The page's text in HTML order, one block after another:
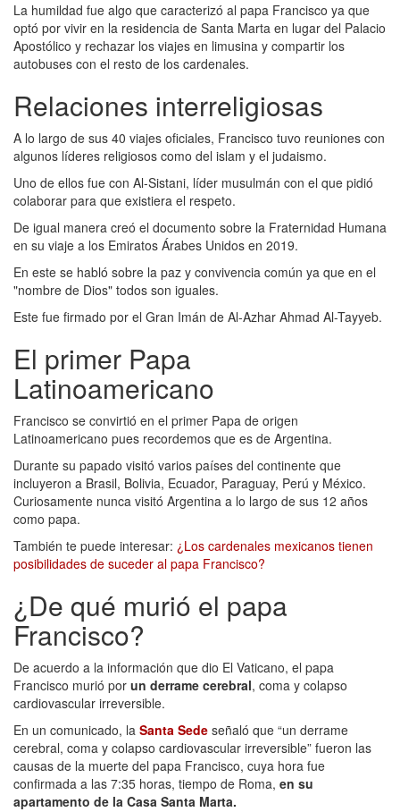
La humildad fue algo que caracterizó al papa Francisco ya que
optó por vivir en la residencia de Santa Marta en lugar del Palacio
Apostólico y rechazar los viajes en limusina y compartir los
autobuses con el resto de los cardenales.
Relaciones interreligiosas
A lo largo de sus 40 viajes oficiales, Francisco tuvo reuniones con
algunos líderes religiosos como del islam y el judaismo.
Uno de ellos fue con Al-Sistani, líder musulmán con el que pidió
colaborar para que existiera el respeto.
De igual manera creó el documento sobre la Fraternidad Humana
en su viaje a los Emiratos Árabes Unidos en 2019.
En este se habló sobre la paz y convivencia común ya que en el
"nombre de Dios" todos son iguales.
Este fue firmado por el Gran Imán de Al-Azhar Ahmad Al-Tayyeb.
El primer Papa
Latinoamericano
Francisco se convirtió en el primer Papa de origen
Latinoamericano pues recordemos que es de Argentina.
Durante su papado visitó varios países del continente que
incluyeron a Brasil, Bolivia, Ecuador, Paraguay, Perú y México.
Curiosamente nunca visitó Argentina a lo largo de sus 12 años
como papa.
También te puede interesar: ¿Los cardenales mexicanos tienen
posibilidades de suceder al papa Francisco?
¿De qué murió el papa
Francisco?
De acuerdo a la información que dio El Vaticano, el papa
Francisco murió por un derrame cerebral, coma y colapso
cardiovascular irreversible.
En un comunicado, la Santa Sede señaló que “un derrame
cerebral, coma y colapso cardiovascular irreversible” fueron las
causas de la muerte del papa Francisco, cuya hora fue
confirmada a las 7:35 horas, tiempo de Roma, en su
apartamento de la Casa Santa Marta.